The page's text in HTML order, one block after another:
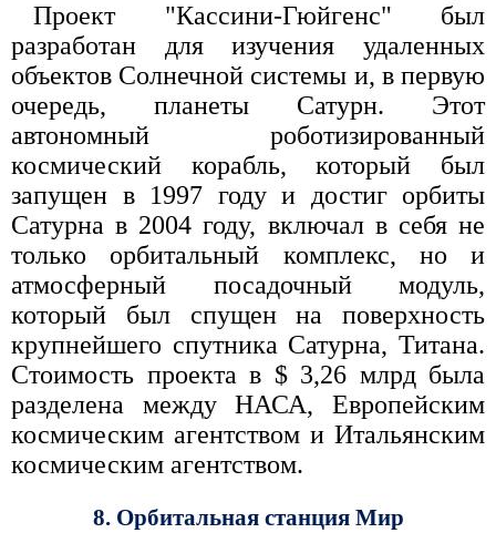
Проект "Кассини-Гюйгенс" был
разработан для изучения удаленных
объектов Солнечной системы и, в первую
очередь, планеты Сатурн. Этот
автономный роботизированный
космический корабль, который был
запущен в 1997 году и достиг орбиты
Сатурна в 2004 году, включал в себя не
только орбитальный комплекс, но и
атмосферный посадочный модуль,
который был спущен на поверхность
крупнейшего спутника Сатурна, Титана.
Стоимость проекта в $ 3,26 млрд была
разделена между НАСА, Европейским
космическим агентством и Итальянским
космическим агентством.
8. Орбитальная станция Мир